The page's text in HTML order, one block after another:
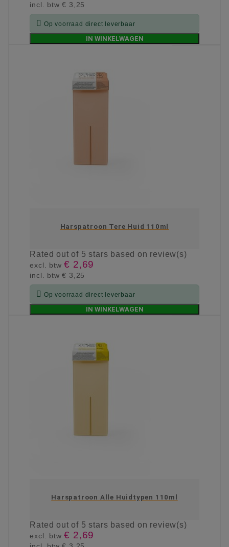
incl. btw€ 3,25
 Op voorraad direct leverbaar
IN WINKELWAGEN
Harspatroon Tere Huid 110ml
Ratedout of 5 stars based on review(s)
excl. btw€ 2,69
incl. btw€ 3,25
 Op voorraad direct leverbaar
IN WINKELWAGEN
Harspatroon Alle Huidtypen 110ml
Ratedout of 5 stars based on review(s)
excl. btw€ 2,69